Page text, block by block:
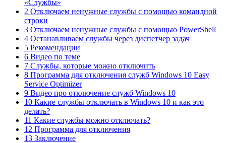
«Службы»
2 Отключаем ненужные службы с помощью командной
строки
3 Отключаем ненужные службы с помощью PowerShell
4 Останавливаем службы через диспетчер задач
5 Рекомендации
6 Видео по теме
7 Службы, которые можно отключить
8 Программа для отключения служб Windows 10 Easy
Service Optimizer
9 Видео про отключение служб Windows 10
10 Какие службы отключать в Windows 10 и как это
делать?
11 Какие службы можно отключать?
12 Программа для отключения
13 Заключение